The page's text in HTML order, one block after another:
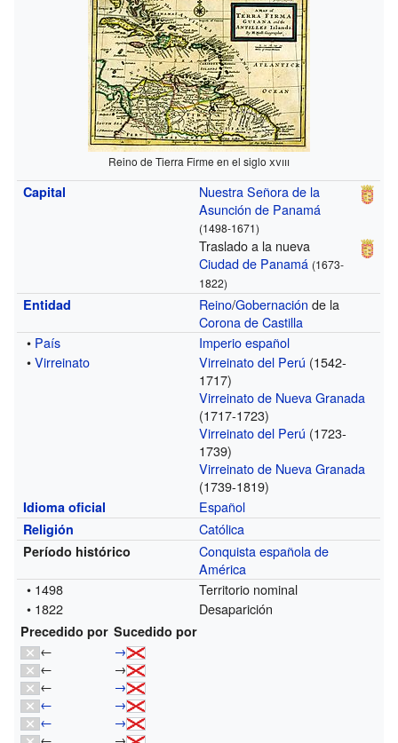
Reino de Tierra Firme en el siglo xviii
Capital
Nuestra Señora de la
Asunción de Panamá
(1498-1671)
Traslado a la nueva
Ciudad de Panamá (1673-
1822)
Entidad Reino/Gobernación de la
Corona de Castilla
• País
Imperio español
•Virreinato Virreinato del Perú (1542-
1717)
Virreinato de Nueva Granada
(1717-1723)
Virreinato del Perú (1723-
1739)
Virreinato de Nueva Granada
(1739-1819)
Idioma oficial Español
Religión Católica
Período histórico
Conquista española de
América
• 1498
Territorio nominal
• 1822
Desaparición
Precedido por Sucedido por
←
←
←
←
←
→
→
→
→
→